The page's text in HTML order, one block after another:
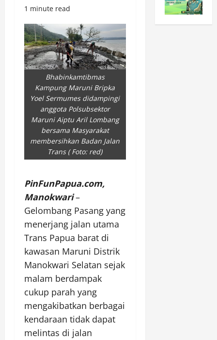
1 minute read
Bhabinkamtibmas
Kampung Maruni Bripka
Yoel Sermumes didampingi
anggota Polsubsektor
Maruni Aiptu Aril Lombang
bersama Masyarakat
membersihkan Badan Jalan
Trans ( Foto: red)
PinFunPapua.com,
Manokwari–
Gelombang Pasang yang
menerjang jalan utama
Trans Papua barat di
kawasan Maruni Distrik
Manokwari Selatan sejak
malam berdampak
cukup parah yang
mengakibatkan berbagai
kendaraan tidak dapat
melintas di jalan